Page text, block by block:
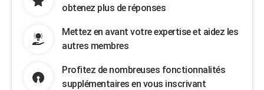
obtenez plus de réponses
Mettez en avant votre expertise et aidez les
autres membres
Profitez de nombreuses fonctionnalités
supplémentaires en vous inscrivant